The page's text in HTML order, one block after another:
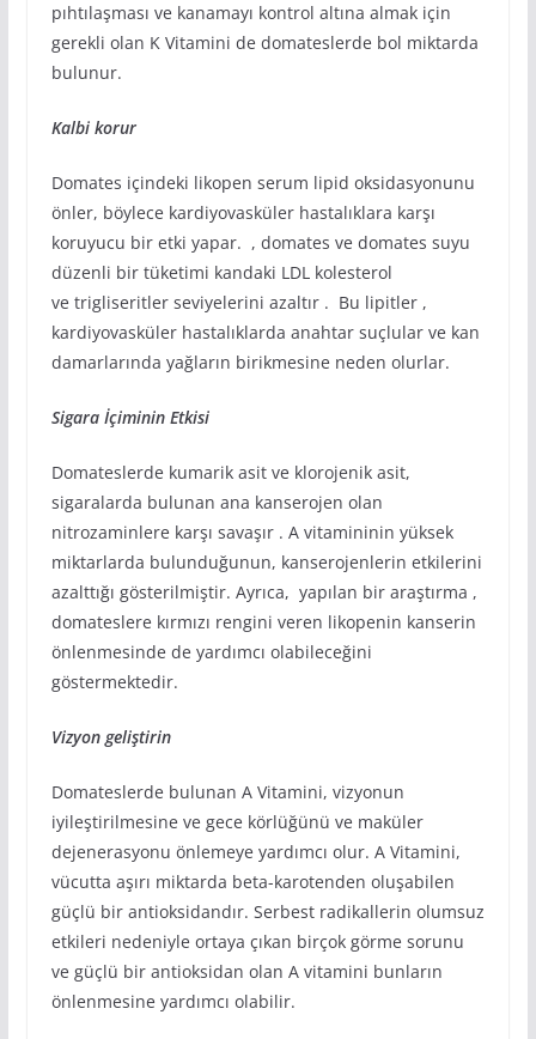
pıhtılaşması ve kanamayı kontrol altına almak için
gerekli olan K Vitamini de domateslerde bol miktarda
bulunur.
Kalbi korur
Domates içindeki likopen serum lipid oksidasyonunu
önler, böylece kardiyovasküler hastalıklara karşı
koruyucu bir etki yapar. , domates ve domates suyu
düzenli bir tüketimi kandaki LDL kolesterol
ve trigliseritler seviyelerini azaltır . Bu lipitler ,
kardiyovasküler hastalıklarda anahtar suçlular ve kan
damarlarında yağların birikmesine neden olurlar.
Sigara İçiminin Etkisi
Domateslerde kumarik asit ve klorojenik asit,
sigaralarda bulunan ana kanserojen olan
nitrozaminlere karşı savaşır . A vitamininin yüksek
miktarlarda bulunduğunun, kanserojenlerin etkilerini
azalttığı gösterilmiştir. Ayrıca, yapılan bir araştırma ,
domateslere kırmızı rengini veren likopenin kanserin
önlenmesinde de yardımcı olabileceğini
göstermektedir.
Vizyon geliştirin
Domateslerde bulunan A Vitamini, vizyonun
iyileştirilmesine ve gece körlüğünü ve maküler
dejenerasyonu önlemeye yardımcı olur. A Vitamini,
vücutta aşırı miktarda beta-karotenden oluşabilen
güçlü bir antioksidandır. Serbest radikallerin olumsuz
etkileri nedeniyle ortaya çıkan birçok görme sorunu
ve güçlü bir antioksidan olan A vitamini bunların
önlenmesine yardımcı olabilir.